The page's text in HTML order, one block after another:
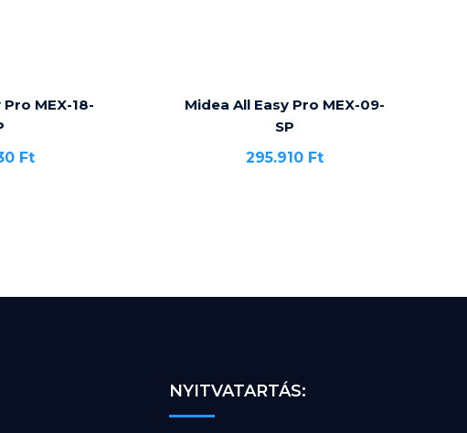
MEX-18-
Ft
Midea All Easy Pro MEX-09-
SP
295.910 Ft
NYITVATARTÁS: